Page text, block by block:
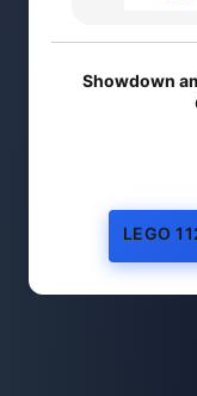
Showdown
LEGO